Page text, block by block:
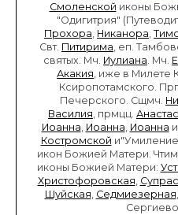
Смоленской иконы
"Одигитрия"
Прохора, Никанора,
Свт. Питирима, еп.
святых. Мч. Иулиана. Мч.
Акакия, иже в Милете
Ксиропотамского.
Печерского. Сщмч.
Василия, прмцц.
Иоанна, Иоанна, Иоанна
Костромской
икон Божией Матери.
иконы Божией Матери:
Христофоровская,
Шуйская, Седмиезерная,